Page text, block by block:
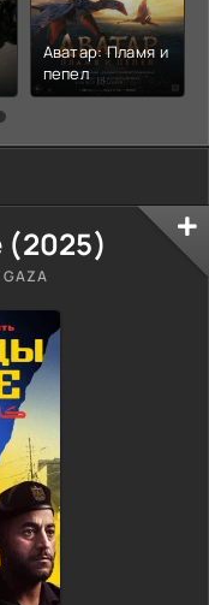
Аватар: Пламя и
пепел
(2025)
GAZA